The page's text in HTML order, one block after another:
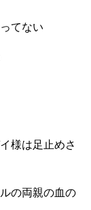
てない
様は足止めさ
の両親の血の